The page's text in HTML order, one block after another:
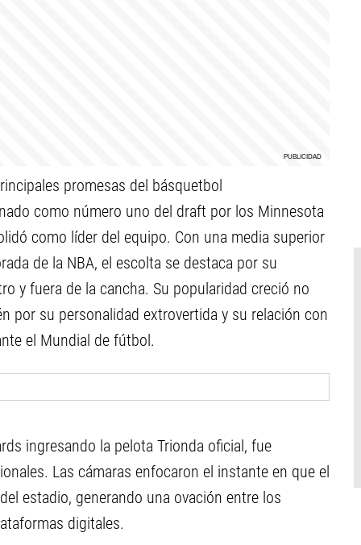
promesas del básquetbol
como número uno del draft por los Minnesota
como líder del equipo. Con una media superior
de la NBA, el escolta se destaca por su
y fuera de la cancha. Su popularidad creció no
por su personalidad extrovertida y su relación con
el Mundial de fútbol.
ingresando la pelota Trionda oficial, fue
Las cámaras enfocaron el instante en que el
estadio, generando una ovación entre los
digitales.